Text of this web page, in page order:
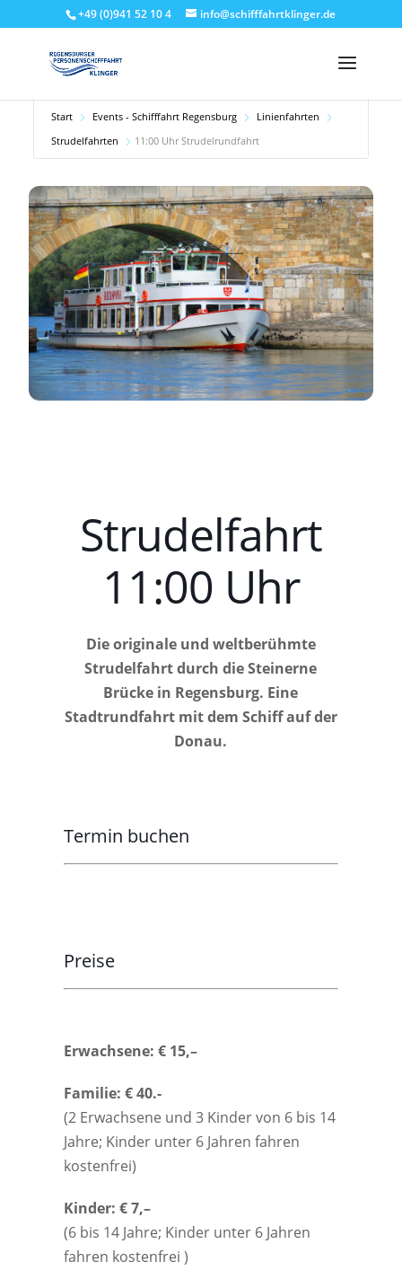
+49 (0)941 52 10 4 info@schifffahrtklinger.de
Start Events - Schifffahrt Regensburg
Linienfahrten
Strudelfahrten
11:00 Uhr Strudelrundfahrt
Strudelfahrt
11:00 Uhr
Die originale und weltberühmte
Strudelfahrt durch die Steinerne
Brücke in Regensburg. Eine
Stadtrundfahrt mit dem Schiff auf der
Donau.
Termin buchen
Preise
Erwachsene: € 15,–
Familie: € 40.-
(2 Erwachsene und 3 Kinder von 6 bis 14
Jahre; Kinder unter 6 Jahren fahren
kostenfrei)
Kinder: € 7,–
(6 bis 14 Jahre; Kinder unter 6 Jahren
fahren kostenfrei )